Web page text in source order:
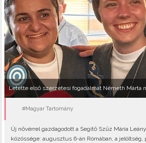
Letette első szerzetesi fogadalmát Németh Márta
#Magyar Tartomány
Új nővérrel gazdagodott a Segítő Szűz Mária
közössége: augusztus 6-án Rómában, a